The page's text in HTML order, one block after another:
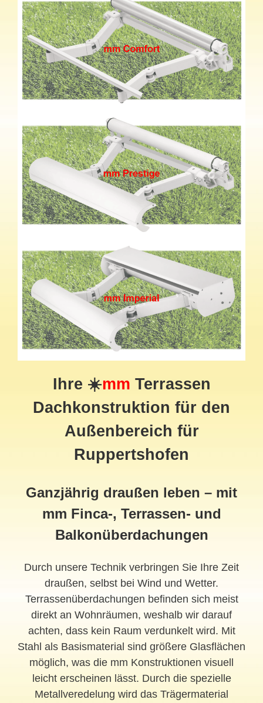
Ihre ☀️mm Terrassen
Dachkonstruktion für den
Außenbereich für
Ruppertshofen
Ganzjährig draußen leben – mit
mm Finca-, Terrassen- und
Balkonüberdachungen
Durch unsere Technik verbringen Sie Ihre Zeit
draußen, selbst bei Wind und Wetter.
Terrassenüberdachungen befinden sich meist
direkt an Wohnräumen, weshalb wir darauf
achten, dass kein Raum verdunkelt wird. Mit
Stahl als Basismaterial sind größere Glasflächen
möglich, was die mm Konstruktionen visuell
leicht erscheinen lässt. Durch die spezielle
Metallveredelung wird das Trägermaterial